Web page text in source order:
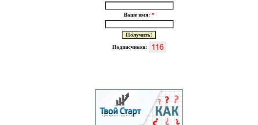
Ваше имя: *
Подписчиков: